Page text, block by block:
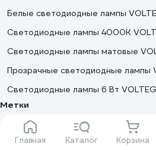
Главная Каталог Корзина
Белые светодиодные лампы
Светодиодные лампы 4000К
Светодиодные лампы матовые
Прозрачные светодиодные лампы
Светодиодные лампы 6 Вт
Метки
Встраиваемые точечные
Настенно-потолочные